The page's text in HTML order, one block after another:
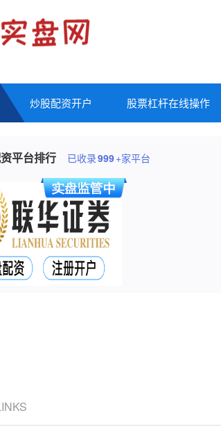
炒股配资开户 股票杠杆在线操作
平台排行 已收录999+家平台